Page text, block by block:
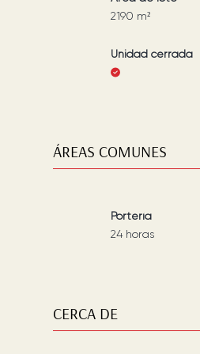
2190 m²
Unidad cerrada
ÁREAS COMUNES
Portería
24 horas
CERCA DE